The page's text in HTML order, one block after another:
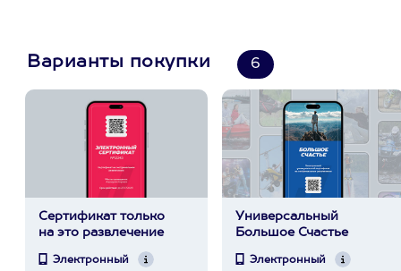
Варианты покупки 6
Сертификат только
на это развлечение
Электронный
Универсальный
Большое Счастье
Электронный